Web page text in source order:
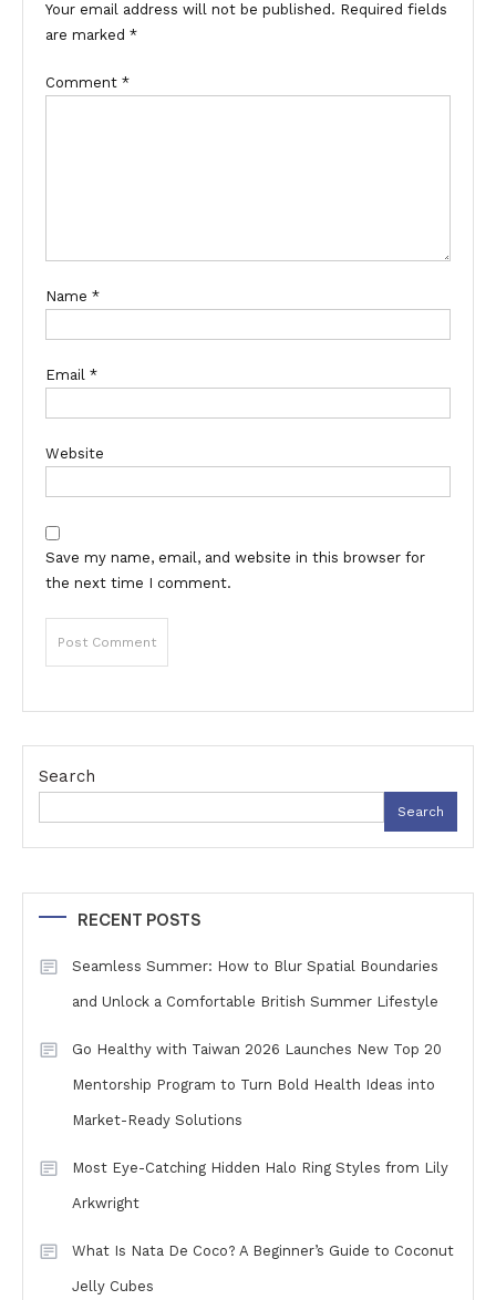
Your email address will not be published. Required fields
are marked *
Comment *
Name *
Email *
Website
Save my name, email, and website in this browser for
the next time I comment.
Search
Search
RECENT POSTS
Seamless Summer: How to Blur Spatial Boundaries
and Unlock a Comfortable British Summer Lifestyle
Go Healthy with Taiwan 2026 Launches New Top 20
Mentorship Program to Turn Bold Health Ideas into
Market-Ready Solutions
Most Eye-Catching Hidden Halo Ring Styles from Lily
Arkwright
What Is Nata De Coco? A Beginner’s Guide to Coconut
Jelly Cubes